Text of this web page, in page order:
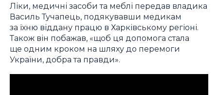
Ліки, медичні засоби та меблі передав владика
Василь Тучапець, подякувавши медикам
за їхню віддану працю в Харківському регіоні.
Також він побажав, «щоб ця допомога стала
ще одним кроком на шляху до перемоги
України, добра та правди».